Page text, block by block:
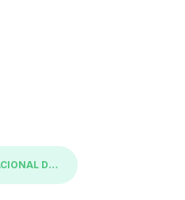
UNIVERSIDAD NACIONAL DE COLOMBIA